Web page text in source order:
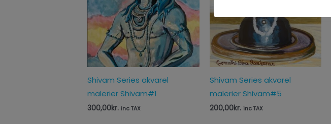
Shivam Series akvarel
malerier Shivam#1
300,00kr. inc TAX
Shivam Series akvarel
malerier Shivam#5
200,00kr. inc TAX